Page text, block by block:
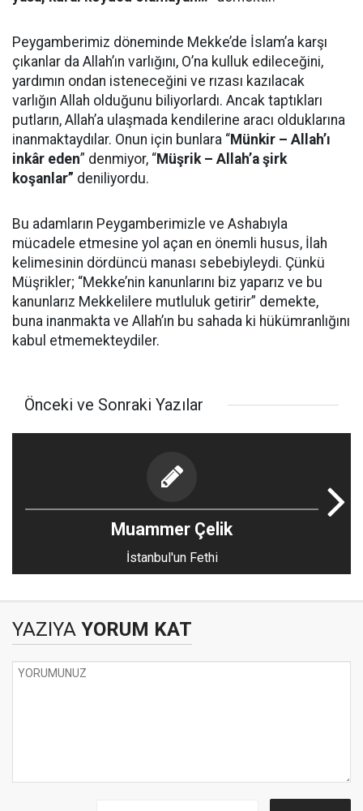
Peygamberimiz döneminde Mekke’de İslam’a karşı
çıkanlar da Allah’ın varlığını, O’na kulluk edileceğini,
yardımın ondan isteneceğini ve rızası kazılacak
varlığın Allah olduğunu biliyorlardı. Ancak taptıkları
putların, Allah’a ulaşmada kendilerine aracı olduklarına
inanmaktaydılar. Onun için bunlara “Münkir – Allah’ı
inkâr eden” denmiyor, “Müşrik – Allah’a şirk
koşanlar” deniliyordu.
Bu adamların Peygamberimizle ve Ashabıyla
mücadele etmesine yol açan en önemli husus, İlah
kelimesinin dördüncü manası sebebiyleydi. Çünkü
Müşrikler; “Mekke’nin kanunlarını biz yaparız ve bu
kanunlarız Mekkelilere mutluluk getirir” demekte,
buna inanmakta ve Allah’ın bu sahada ki hükümranlığını
kabul etmemekteydiler.
Önceki ve Sonraki Yazılar
Muammer Çelik
İstanbul'un Fethi
YAZIYA YORUM KAT